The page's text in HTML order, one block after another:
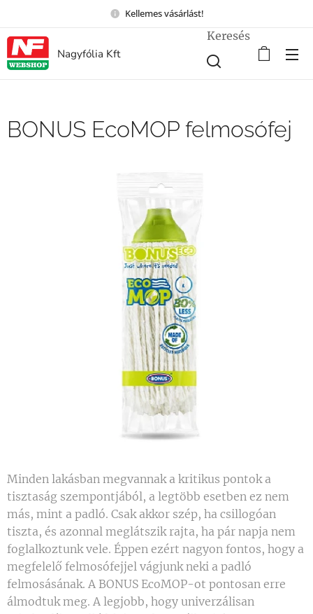
Kellemes vásárlást!
Nagyfólia Kft
Keresés
BONUS EcoMOP felmosófej
Minden lakásban megvannak a kritikus pontok a
tisztaság szempontjából, a legtöbb esetben ez nem
más, mint a padló. Csak akkor szép, ha csillogóan
tiszta, és azonnal meglátszik rajta, ha pár napja nem
foglalkoztunk vele. Éppen ezért nagyon fontos, hogy a
megfelelő felmosófejjel vágjunk neki a padló
felmosásának. A BONUS EcoMOP-ot pontosan erre
álmodtuk meg. A legjobb, hogy univerzálisan